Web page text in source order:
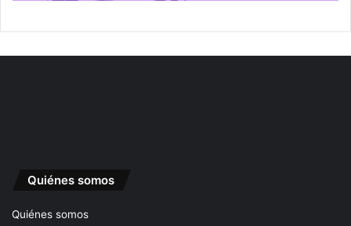
Quiénes somos
Quiénes somos